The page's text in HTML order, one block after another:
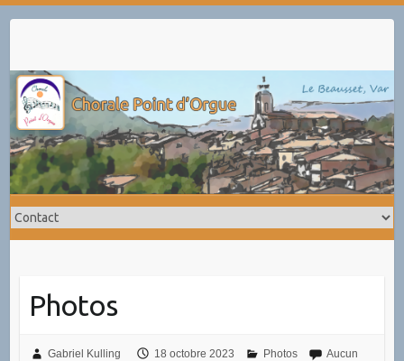
Photos
Gabriel Kulling 18 octobre 2023 Photos
Aucun